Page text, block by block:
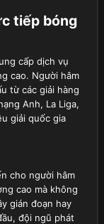
tiếp bóng
cấp dịch vụ
cao. Người hâm
từ các giải hàng
Anh, La Liga,
giải quốc gia
cho người hâm
cao mà không
gián đoạn hay
đội ngũ phát